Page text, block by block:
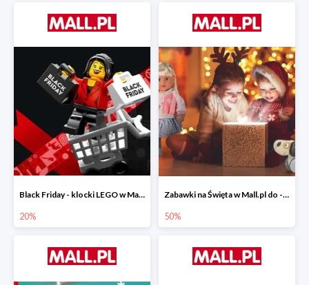
Black Friday - klocki LEGO w Mall.pl do -20%
20%
Zabawki na Święta w Mall.pl do -50%
50%